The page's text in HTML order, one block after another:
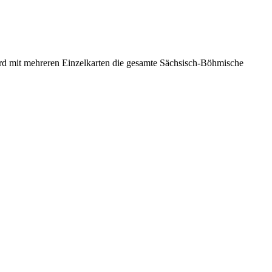
mit mehreren Einzelkarten die gesamte Sächsisch-Böhmische